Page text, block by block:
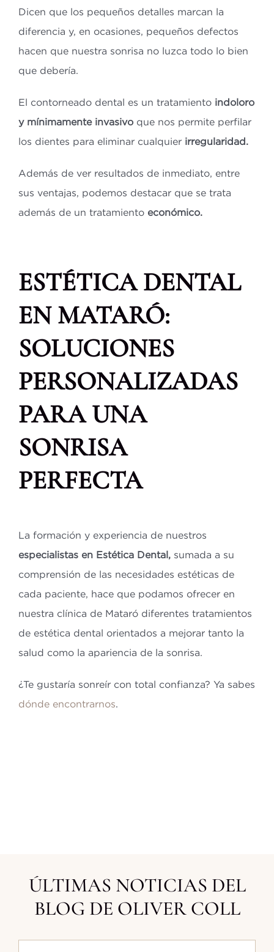
Dicen que los pequeños detalles marcan la
diferencia y, en ocasiones, pequeños defectos
hacen que nuestra sonrisa no luzca todo lo bien
que debería.
El contorneado dental es un tratamiento indoloro
y mínimamente invasivo que nos permite perfilar
los dientes para eliminar cualquier irregularidad.
Además de ver resultados de inmediato, entre
sus ventajas, podemos destacar que se trata
además de un tratamiento económico.
ESTÉTICA DENTAL
EN MATARÓ:
SOLUCIONES
PERSONALIZADAS
PARA UNA
SONRISA
PERFECTA
La formación y experiencia de nuestros
especialistas en Estética Dental,sumada a su
comprensión de las necesidades estéticas de
cada paciente, hace que podamos ofrecer en
nuestra clínica de Mataró diferentes tratamientos
de estética dental orientados a mejorar tanto la
salud como la apariencia de la sonrisa.
¿Te gustaría sonreír con total confianza? Ya sabes
dónde encontrarnos.
ÚLTIMAS NOTICIAS DEL
BLOG DE OLIVER COLL